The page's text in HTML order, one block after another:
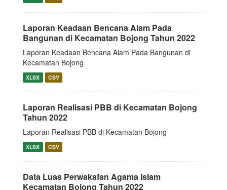
Laporan Keadaan Bencana Alam Pada
Bangunan di Kecamatan Bojong Tahun 2022
Laporan Keadaan Bencana Alam Pada Bangunan di
Kecamatan Bojong
XLSX CSV
Laporan Realisasi PBB di Kecamatan Bojong
Tahun 2022
Laporan Realisasi PBB di Kecamatan Bojong
XLSX CSV
Data Luas Perwakafan Agama Islam
Kecamatan Bojong Tahun 2022